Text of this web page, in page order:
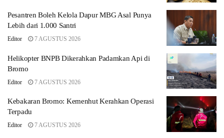
Pesantren Boleh Kelola Dapur MBG Asal Punya
Lebih dari 1.000 Santri
Editor 7 AGUSTUS 2026
Helikopter BNPB Dikerahkan Padamkan Api di
Bromo
Editor 7 AGUSTUS 2026
Kebakaran Bromo: Kemenhut Kerahkan Operasi
Terpadu
Editor 7 AGUSTUS 2026